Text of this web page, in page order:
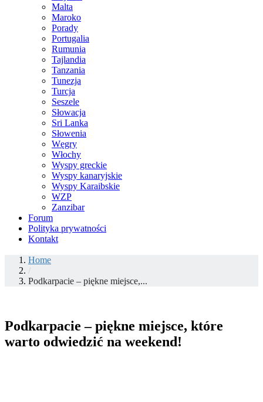
Malta
Maroko
Porady
Portugalia
Rumunia
Tajlandia
Tanzania
Tunezja
Turcja
Seszele
Słowacja
Sri Lanka
Słowenia
Węgry
Włochy
Wyspy greckie
Wyspy kanaryjskie
Wyspy Karaibskie
WZP
Zanzibar
Forum
Polityka prywatności
Kontakt
Home
/
Podkarpacie – piękne miejsce,...
Podkarpacie – piękne miejsce, które
warto odwiedzić na weekend!